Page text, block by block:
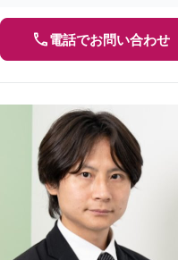
電話でお問い合わせ